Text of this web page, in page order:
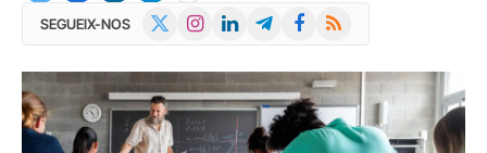
SEGUEIX-NOS InstagramLinkedInTelegramFacebook
RSS